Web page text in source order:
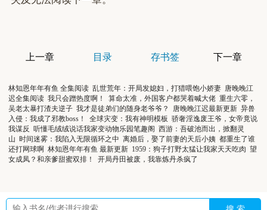
上一章 目录 存书签 下一章
林知恩年年有鱼 全集阅读 乱世荒年：开局发媳妇，打猎喂饱小娇妻 唐晚晚江
迟全集阅读 我只会蹭热度啊！ 算命太准，外国客户都哭着喊大佬 重生六零，
吴老太暴打渣夫逆子 我才是徒弟们的随身老爷爷？ 唐晚晚江迟最新更新 异兽
入侵：我成了邪教boss！
全球灾变：我有神明模板 骄奢淫逸废王爷，女帝竟说
我谋反 听懂毛绒绒说话我家变动物乐园笔趣阁 西游：吾破池而出，掀翻灵
山 时间迷雾：我陷入无限循环之中 离婚后，娶了前妻的天后小姨 都重生了谁
还打网球啊 林知恩年年有鱼 最新更新 1959：狗子打野太猛让我家天天吃肉 望
女成凤？和亲爹甜蜜双排！
开局丹田被废，我靠炼丹杀疯了